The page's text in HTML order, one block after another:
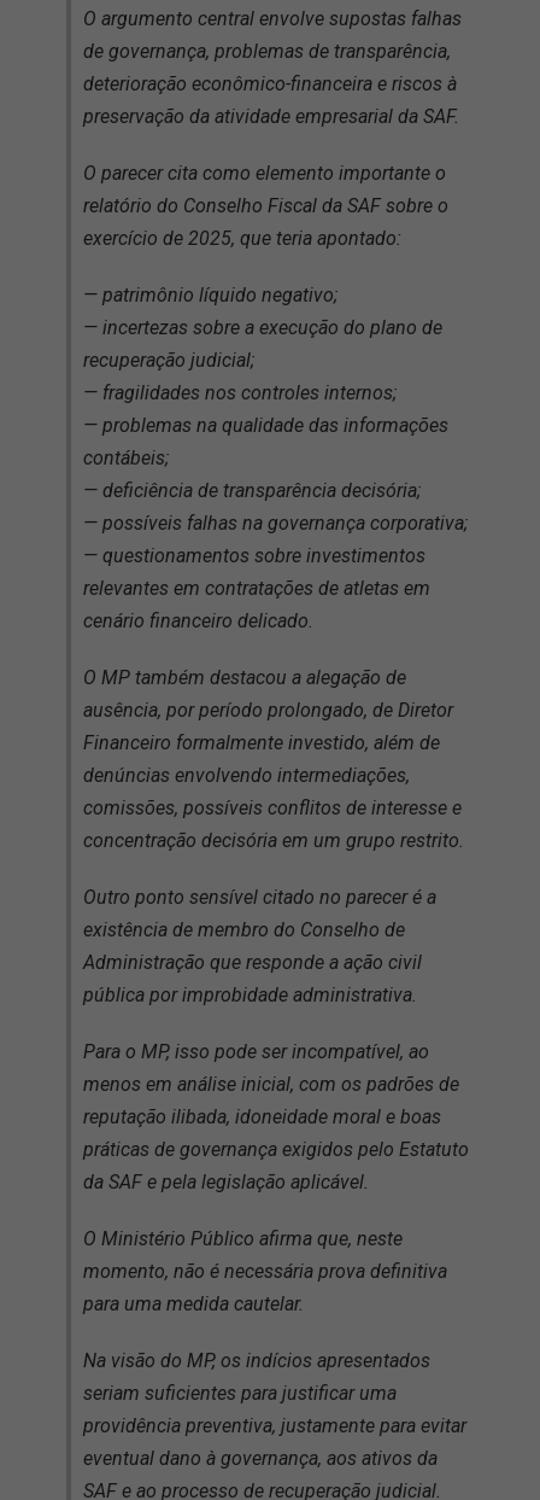
O argumento central envolve supostas falhas
de governança, problemas de transparência,
deterioração econômico-financeira e riscos à
preservação da atividade empresarial da SAF.
O parecer cita como elemento importante o
relatório do Conselho Fiscal da SAF sobre o
exercício de 2025, que teria apontado:
— patrimônio líquido negativo;
— incertezas sobre a execução do plano de
recuperação judicial;
— fragilidades nos controles internos;
— problemas na qualidade das informações
contábeis;
— deficiência de transparência decisória;
— possíveis falhas na governança corporativa;
— questionamentos sobre investimentos
relevantes em contratações de atletas em
cenário financeiro delicado.
O MP também destacou a alegação de
ausência, por período prolongado, de Diretor
Financeiro formalmente investido, além de
denúncias envolvendo intermediações,
comissões, possíveis conflitos de interesse e
concentração decisória em um grupo restrito.
Outro ponto sensível citado no parecer é a
existência de membro do Conselho de
Administração que responde a ação civil
pública por improbidade administrativa.
Para o MP, isso pode ser incompatível, ao
menos em análise inicial, com os padrões de
reputação ilibada, idoneidade moral e boas
práticas de governança exigidos pelo Estatuto
da SAF e pela legislação aplicável.
O Ministério Público afirma que, neste
momento, não é necessária prova definitiva
para uma medida cautelar.
Na visão do MP, os indícios apresentados
seriam suficientes para justificar uma
providência preventiva, justamente para evitar
eventual dano à governança, aos ativos da
SAF e ao processo de recuperação judicial.